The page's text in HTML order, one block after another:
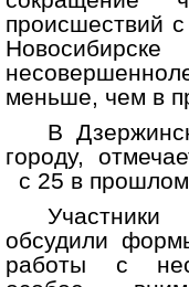
происшествий
меньше, чем в
В
городу,
с 25 в
обсудили
работы с